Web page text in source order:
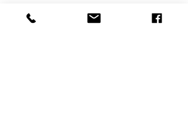
Rechtliche Hinweise